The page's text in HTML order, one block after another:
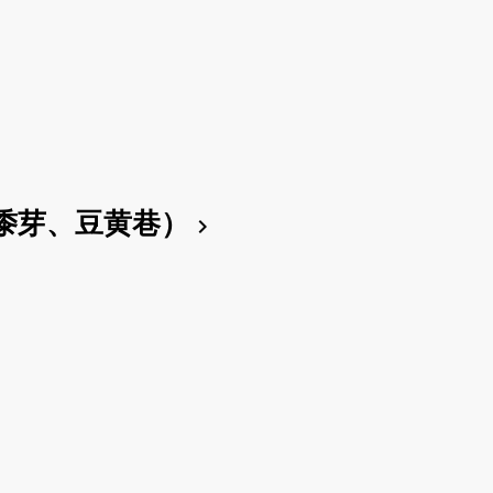
、豆黄巷） chevron_right